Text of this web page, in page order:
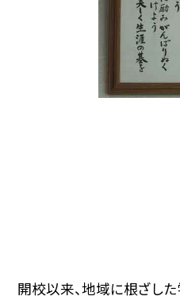
開校以来、地域に根ざし